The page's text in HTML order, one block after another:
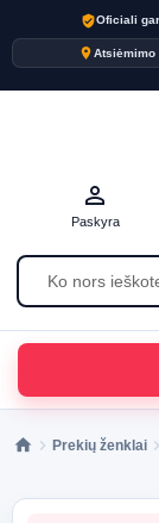
verified_userOficiali
placeAtsiėmimo
person_outline
Paskyra
Prekių ženklai